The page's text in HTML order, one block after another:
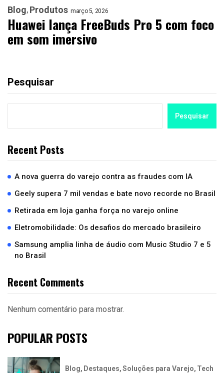
Blog Produtos março 5, 2026
Huawei lança FreeBuds Pro 5 com foco
em som imersivo
Pesquisar
Pesquisar
Recent Posts
A nova guerra do varejo contra as fraudes com IA
Geely supera 7 mil vendas e bate novo recorde no Brasil
Retirada em loja ganha força no varejo online
Eletromobilidade: Os desafios do mercado brasileiro
Samsung amplia linha de áudio com Music Studio 7 e 5
no Brasil
Recent Comments
Nenhum comentário para mostrar.
POPULAR POSTS
Blog Destaques Soluções para Varejo Tech